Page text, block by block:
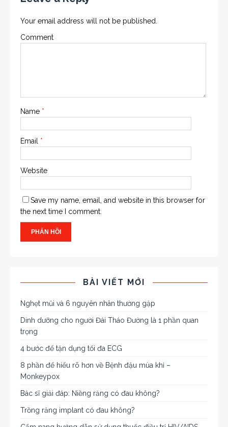
Your email address will not be published.
Comment
Name *
Email *
Website
Save my name, email, and website in this browser for
the next time I comment.
BÀI VIẾT MỚI
Nghẹt mũi và 6 nguyên nhân thường gặp
Dinh dưỡng cho người Đái Tháo Đường là 1 phần quan
trọng
4 bước để tận dụng tối đa ECG
8 phần để hiểu rõ hơn về Bệnh đậu mùa khỉ –
Monkeypox
Bác sĩ giải đáp: Niềng răng có đau không?
Trồng răng implant có đau không?